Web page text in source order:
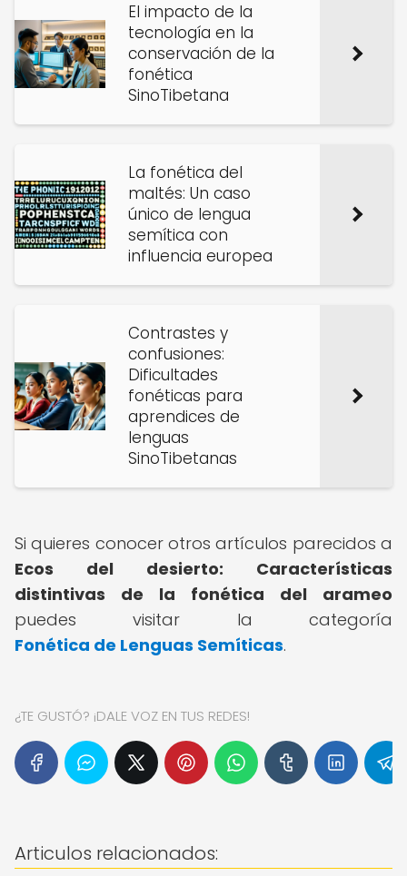
El impacto de la
tecnología en la
conservación de la
fonética
SinoTibetana
La fonética del
maltés: Un caso
único de lengua
semítica con
influencia europea
Contrastes y
confusiones:
Dificultades
fonéticas para
aprendices de
lenguas
SinoTibetanas
Si quieres conocer otros artículos parecidos a
Ecos del desierto: Características
distintivas de la fonética del arameo
puedes visitar la categoría
Fonética de Lenguas Semíticas.
¿TE GUSTÓ? ¡DALE VOZ EN TUS REDES!
Articulos relacionados: